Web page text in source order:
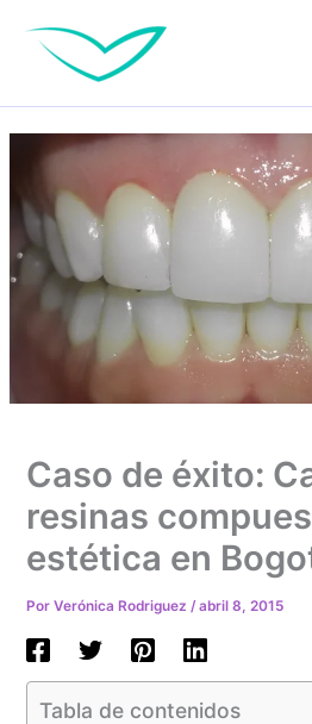
contenido
Caso de éxito:
resinas
estética en
PorVerónica Rodriguez/abril 8, 2015
Tabla de contenidos